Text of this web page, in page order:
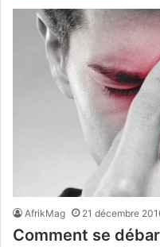
AfrikMag 21 décembre
Comment se